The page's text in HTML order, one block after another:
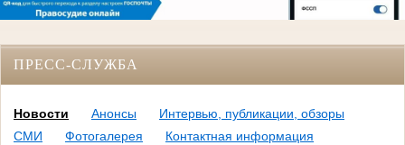
ПРЕСС-СЛУЖБА
Новости Анонсы
Интервью, публикации, обзоры
СМИ
Фотогалерея
Контактная информация